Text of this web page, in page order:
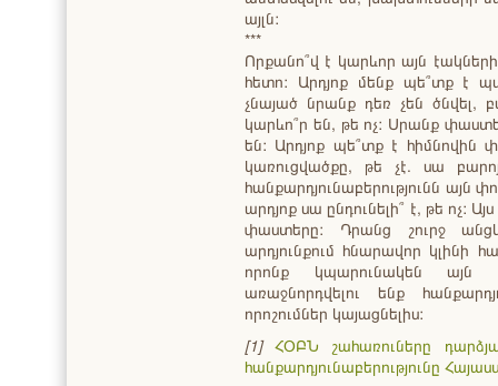
այլն:
***
Որքանո՞վ է կարևոր այն
հետո: Արդյոք մենք պե՞տք է
չնայած նրանք դեռ չեն ծնվել,
կարևո՞ր են, թե ոչ: Սրանք
են: Արդյոք պե՞տք է
կառուցվածքը, թե չէ. սա
հանքարդյունաբերությունն այն
արդյոք սա ընդունելի՞ է, թե ոչ:
փաստերը: Դրանց շուրջ
արդյունքում հնարավոր կլինի
որոնք կպարունակեն այն
առաջնորդվելու ենք
որոշումներ կայացնելիս:
[1]ՀՕԲՆ շահառուները
հանքարդյունաբերությունը